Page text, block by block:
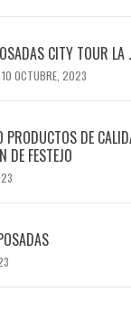
CITY TOUR LA
10 OCTUBRE, 2023
DE
DE FESTEJO